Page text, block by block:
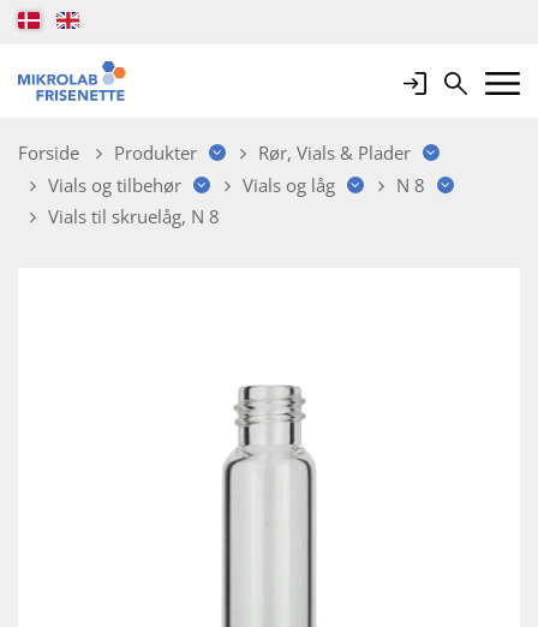
LoginSearchMobile
Forside Produkter
Rør, Vials & Plader
Vials og tilbehør
Vials og låg
N 8
Vials til skruelåg, N 8